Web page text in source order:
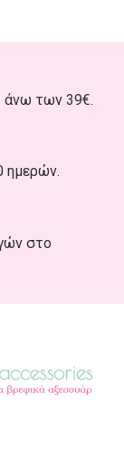
άνω των 39€.
ημερών.
στο